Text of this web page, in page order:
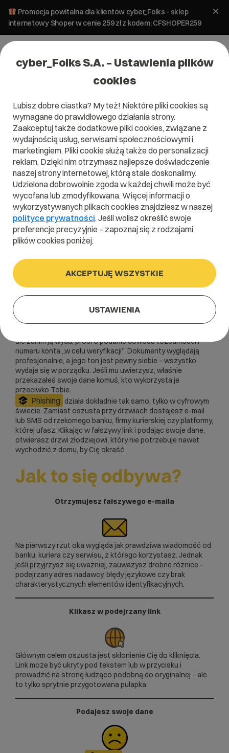
Promocja powitalna dla klientów cyber_Folks - sklep
internetowy Shoper w cenie 259 zł z kodem: CFSHOPER259
Pomoc»Poczta»Bezpieczeństwo poczty»Phishing – jak
nie dać się oszukać?
Phishing – jak nie dać się oszukać?
Bezpieczeństwo
poczty
Czym jest phishing?
siępod zaufane instytucje lub firmy w celuwyłudzenia
poufnych danych, takich jak loginy, hasła czy dane karty
płatniczej. Możemy to porównać do popularnych metod
oszustwa w realnym świecie.
Wyobraź sobie, że do Twoich drzwi puka oszust przebrany
ale zanim ją wyda, prosi o podanie dowodu tożsamości i
numeru konta „w celu weryfikacji”. Dokumenty wyglądają
profesjonalnie, a jego ton jest pewny siebie – wszystko
wydaje się w porządku. Jeśli mu uwierzysz, właśnie
przekazałeś swoje dane komuś, kto wykorzysta je
przeciwko Tobie.
Phishing działa dokładnie tak samo, tylko w cyfrowym
świecie. Zamiast oszusta przy drzwiach dostajesz e-mail
lub SMS od rzekomego banku, firmy kurierskiej czy platformy,
której ufasz. Klikając w fałszywy link i podając swoje dane,
otwierasz drzwi złodziejowi, który nie potrzebuje nawet
wychodzić z domu, by Cię okraść.
Jak to się odbywa?
Otrzymujesz fałszywego e-maila
Na pierwszy rzut oka wygląda jak prawdziwa wiadomość od
banku, kuriera czy serwisu, z którego korzystasz. Jednak
jeśli przyjrzysz się uważniej, zauważysz drobne różnice –
podejrzany adres nadawcy, błędy językowe czy brak
charakterystycznych elementów identyfikacyjnych.
Klikasz w podejrzany link
Głównym celem oszusta jest skłonienie Cię do kliknięcia.
Link może być ukryty pod tekstem lub w przycisku i
prowadzić na stronę łudząco podobną do oryginalnej – ale
to tylko sprytnie przygotowana pułapka.
Podajesz swoje dane
cyber_Folks S.A. – Ustawienia plików
cookies
Lubisz dobre ciastka? My też! Niektóre pliki cookies są
wymagane do prawidłowego działania strony.
Zaakceptuj także dodatkowe pliki cookies, związane z
wydajnością usług, serwisami społecznościowymi i
marketingiem. Pliki cookie służą także do personalizacji
reklam. Dzięki nim otrzymasz najlepsze doświadczenie
naszej strony internetowej, którą stale doskonalimy.
Udzielona dobrowolnie zgoda w każdej chwili może być
wycofana lub zmodyfikowana. Więcej informacji o
wykorzystywanych plikach cookies znajdziesz w naszej
polityce prywatności. Jeśli wolisz określić swoje
preferencje precyzyjnie – zapoznaj się z rodzajami
plików cookies poniżej.
AKCEPTUJĘ WSZYSTKIE
USTAWIENIA